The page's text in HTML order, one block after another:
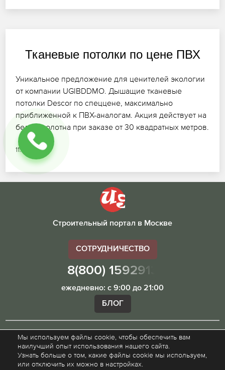
Тканевые потолки по цене ПВХ
Уникальное предложение для ценителей экологии
от компании UGIBDDMO. Дышащие тканевые
потолки Descor по спеццене, максимально
приближенной к ПВХ-аналогам. Акция действует на
белые полотна при заказе от 30 квадратных метров.
11.07.2026
Строительный портал в Москве
СОТРУДНИЧЕСТВО
8(800) 1592913
ежедневно: с 9:00 до 21:00
БЛОГ
Внимание! Наш сайт ugibddmo.ru, носит исключительно
информационный характер и не является публичной
офертой.
Мы используем файлы cookie, чтобы обеспечить вам
наилучший опыт использования нашего сайта.
Узнать больше о том, какие файлы cookie мы используем,
или отключить их можно в настройках.